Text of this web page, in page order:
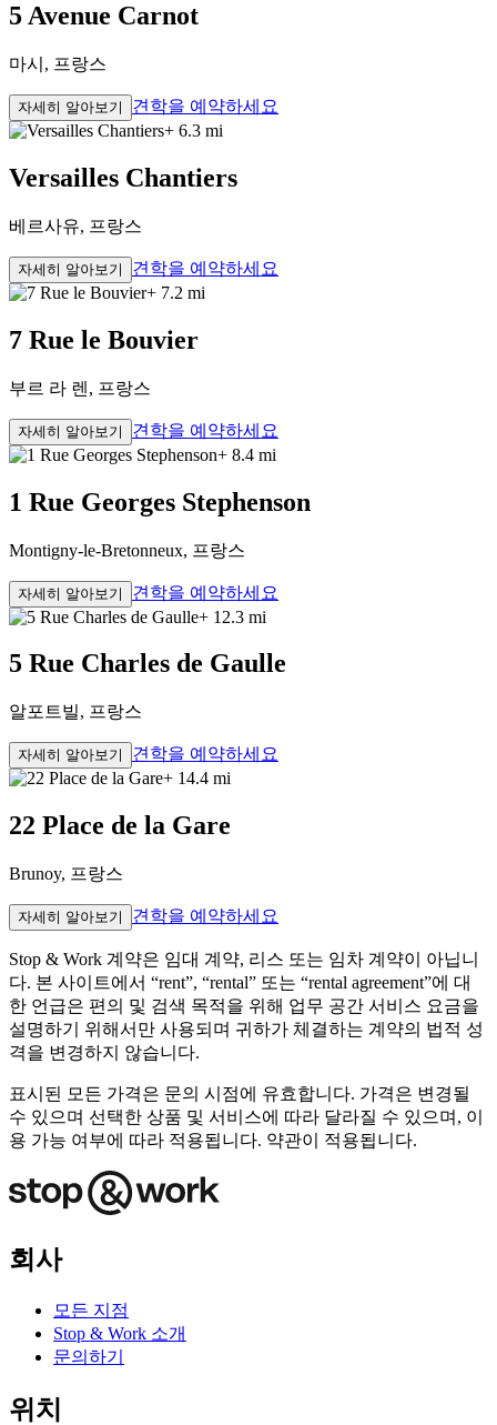
5 Avenue Carnot
마시, 프랑스
자세히 알아보기
견학을 예약하세요
+ 6.3 mi
Versailles Chantiers
베르사유, 프랑스
자세히 알아보기
견학을 예약하세요
+ 7.2 mi
7 Rue le Bouvier
부르 라 렌, 프랑스
자세히 알아보기
견학을 예약하세요
+ 8.4 mi
1 Rue Georges Stephenson
Montigny-le-Bretonneux, 프랑스
자세히 알아보기
견학을 예약하세요
+ 12.3 mi
5 Rue Charles de Gaulle
알포트빌, 프랑스
자세히 알아보기
견학을 예약하세요
+ 14.4 mi
22 Place de la Gare
Brunoy, 프랑스
자세히 알아보기 견학을 예약하세요
Stop & Work 계약은 임대 계약, 리스 또는 임차 계약이 아닙니
다. 본 사이트에서 “rent”, “rental” 또는 “rental agreement”에 대
한 언급은 편의 및 검색 목적을 위해 업무 공간 서비스 요금을
설명하기 위해서만 사용되며 귀하가 체결하는 계약의 법적 성
격을 변경하지 않습니다.
표시된 모든 가격은 문의 시점에 유효합니다. 가격은 변경될
수 있으며 선택한 상품 및 서비스에 따라 달라질 수 있으며, 이
용 가능 여부에 따라 적용됩니다. 약관이 적용됩니다.
회사
모든 지점
Stop & Work 소개
문의하기
위치